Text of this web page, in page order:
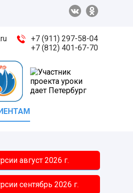
+7 (911) 297-58-04
+7 (812) 401-67-70
август 2026 г.
сентябрь 2026 г.